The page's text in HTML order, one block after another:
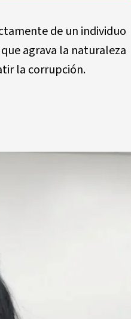
de un individuo
agrava la naturaleza
la corrupción.